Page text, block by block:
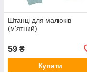
Штанці для малюків
(м'ятний)
59 ₴
Купити